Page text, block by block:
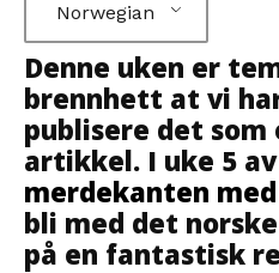
Norwegian
Denne uken er
brennhett at vi
publisere det som
artikkel. I uke 5
merdekanten
bli med det
på en fantastisk